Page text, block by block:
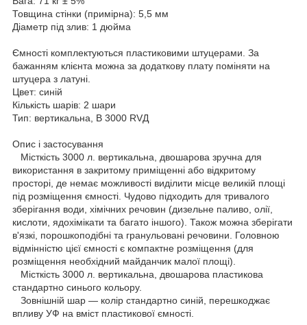
Товщина стінки (примірна): 5,5 мм
Діаметр під злив: 1 дюйма
Ємності комплектуються пластиковими штуцерами. За
бажанням клієнта можна за додаткову плату поміняти на
штуцера з латуні.
Цвет: синій
Кількість шарів: 2 шари
Тип: вертикальна, В 3000 RVД
Опис і застосування
Місткість 3000 л. вертикальна, двошарова зручна для
використання в закритому приміщенні або відкритому
просторі, де немає можливості виділити місце великій площі
під розміщення ємності. Чудово підходить для тривалого
зберігання води, хімічних речовин (дизельне паливо, олії,
кислоти, ядохімікати та багато іншого). Також можна зберігати
в'язкі, порошкоподібні та гранульовані речовини. Головною
відмінністю цієї ємності є компактне розміщення (для
розміщення необхідний майданчик малої площі).
Місткість 3000 л. вертикальна, двошарова пластикова
стандартно синього кольору.
Зовнішній шар — колір стандартно синій, перешкоджає
впливу УФ на вміст пластикової ємності.